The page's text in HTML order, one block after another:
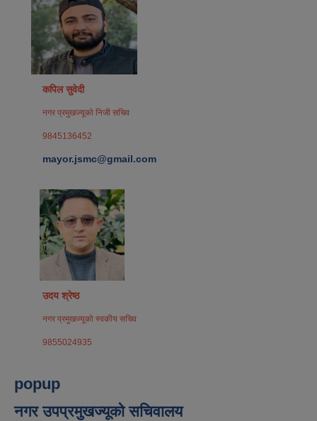
कपिल सुवेदी
नगर प्रमुखज्यूको निजी सचिव
9845136452
mayor.jsmc@gmail.com
उदय श्रेष्ठ
नगर प्रमुखज्यूको स्वकीय सचिव
9855024935
popup
नगर उपप्रमुखज्यूको सचिवालय